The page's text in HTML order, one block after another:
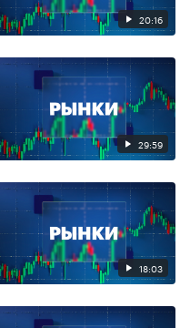
20:16
29:59
18:03